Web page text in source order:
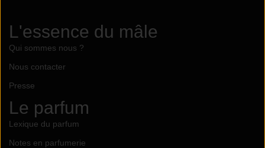
L'essence du mâle
Qui sommes nous ?
Nous contacter
Presse
Le parfum
Lexique du parfum
Notes en parfumerie